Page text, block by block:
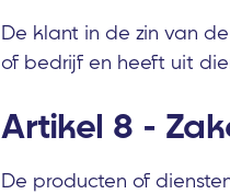
De klant in de zin van
of bedrijf en heeft uit
Artikel 8 -
De producten of